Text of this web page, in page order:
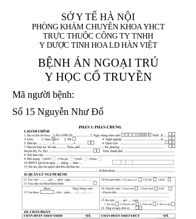
SỞ Y TẾ HÀ NỘI
PHÒNG KHÁM CHUYÊN KHOA YHCT
TRỰC THUỘC CÔNG TY TNHH
Y DƯỢC TINH HOA LD HÀN VIỆT
BỆNH ÁN NGOẠI TRÚ
Y HỌC CỔ TRUYỀN
Mã người bệnh:
Số 15 Nguyễn Như Đổ
1. Họ và tên (In
hoa):
1 9 9 5
8
8
X
X